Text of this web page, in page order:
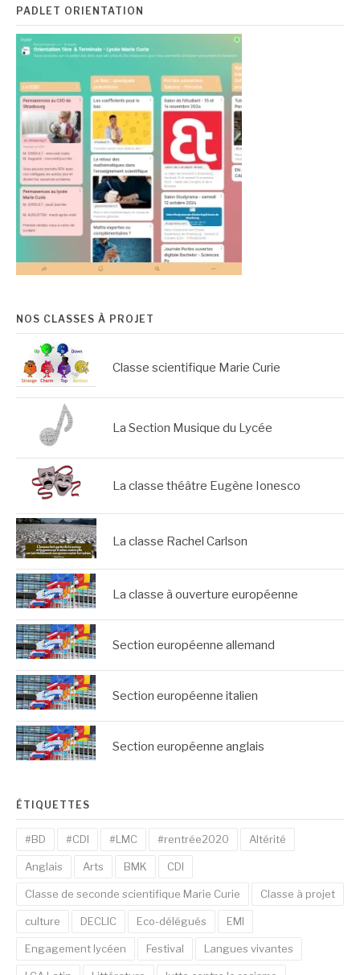
PADLET ORIENTATION
NOS CLASSES À PROJET
Classe scientifique Marie Curie
La Section Musique du Lycée
La classe théâtre Eugène Ionesco
La classe Rachel Carlson
La classe à ouverture européenne
Section européenne allemand
Section européenne italien
Section européenne anglais
ÉTIQUETTES
#BD #CDI #LMC #rentrée2020 Altérité
Anglais Arts BMK CDI
Classe de seconde scientifique Marie Curie Classe à projet
culture DECLIC Eco-délégués EMI
Engagement lycéen Festival Langues vivantes